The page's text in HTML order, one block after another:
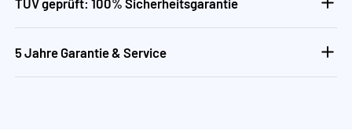
5 Jahre Garantie & Service